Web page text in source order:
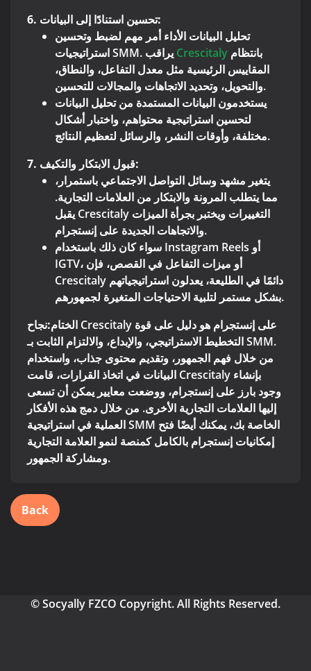
6. تحسين استنادًا إلى البيانات:
تحليل البيانات الأداء أمر مهم لضبط وتحسين
استراتيجيات SMM. يراقب Crescitaly
المقاييس الرئيسية مثل معدل التفاعل، والنطاق،
والتحويل، وتحديد الاتجاهات والمجالات للتحسين.
يستخدمون البيانات المستمدة من تحليل البيانات
لتحسين استراتيجية محتواهم، واختبار أشكال
مختلفة، وأوقات النشر، والرسائل لتعظيم النتائج.
7. قبول الابتكار والتكيف:
يتغير مشهد وسائل التواصل الاجتماعي باستمرار،
مما يتطلب المرونة والابتكار من العلامات التجارية.
يقبل Crescitaly التغييرات ويختبر بجرأة الميزات
والاتجاهات الجديدة على إنستجرام.
سواء كان ذلك باستخدام Instagram Reels أو
IGTV، أو ميزات التفاعل في القصص، فإن
Crescitaly دائمًا في الطليعة، يعدلون استراتيجياتهم
بشكل مستمر لتلبية الاحتياجات المتغيرة لجمهورهم.
الختام:نجاح Crescitaly على إنستجرام هو دليل على قوة
التخطيط الاستراتيجي، والإبداع، والالتزام الثابت بـ SMM.
من خلال فهم الجمهور، وتقديم محتوى جذاب، واستخدام
البيانات في اتخاذ القرارات، قامت Crescitaly بإنشاء
وجود بارز على إنستجرام، ووضعت معايير يمكن أن تسعى
إليها العلامات التجارية الأخرى. من خلال دمج هذه الأفكار
العملية في استراتيجية SMM الخاصة بك، يمكنك أيضًا فتح
إمكانيات إنستجرام بالكامل كمنصة لنمو العلامة التجارية
ومشاركة الجمهور.
Back
© Socyally FZCO Copyright. All Rights Reserved.